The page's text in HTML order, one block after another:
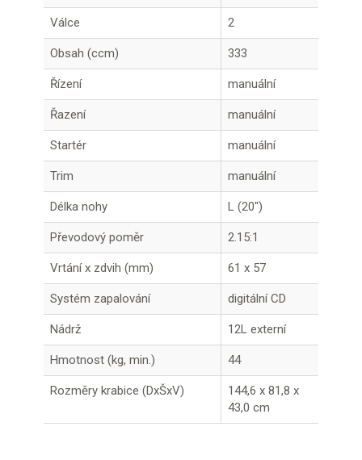
Válce 2
Obsah (ccm) 333
Řízení manuální
Řazení manuální
Startér manuální
Trim manuální
Délka nohy L (20")
Převodový poměr 2.15:1
Vrtání x zdvih (mm) 61 x 57
Systém zapalování digitální CD
Nádrž 12L externí
Hmotnost (kg, min.) 44
Rozměry krabice (DxŠxV)
144,6 x 81,8 x
43,0 cm